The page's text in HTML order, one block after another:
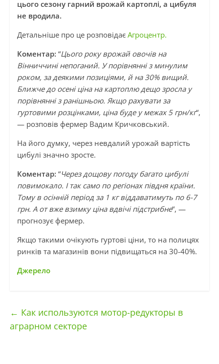
цього сезону гарний врожай картоплі, а цибуля
не вродила.
Детальніше про це розповідає Агроцентр.
Коментар: “Цього року врожай овочів на
Вінниччині непоганий. У порівнянні з минулим
роком, за деякими позиціями, й на 30% вищий.
Ближче до осені ціна на картоплю дещо зросла у
порівнянні з ранішньою. Якщо рахувати за
гуртовими розцінками, ціна буде у межах 5 грн/кг“,
— розповів фермер Вадим Кричковський.
На його думку, через невдалий урожай вартість
цибулі значно зросте.
Коментар: “Через дощову погоду багато цибулі
повимокало. І так само по регіонах півдня країни.
Тому в осінній період за 1 кг віддаватимуть по 6-7
грн. А от вже взимку ціна вдвічі підстрибне“, —
прогнозує фермер.
Якщо такими очікують гуртові ціни, то на полицях
ринків та магазинів вони підвищаться на 30-40%.
Джерело
← Как используются мотор-редукторы в
аграрном секторе